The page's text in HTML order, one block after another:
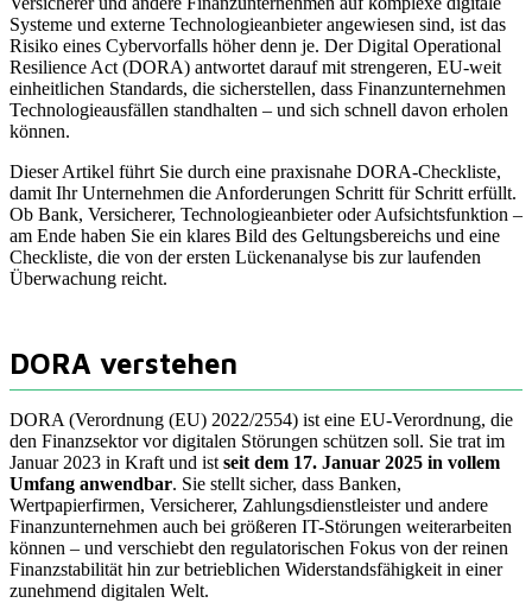
Systeme und externe Technologieanbieter angewiesen sind, ist das
Risiko eines Cybervorfalls höher denn je. Der Digital Operational
Resilience Act (DORA) antwortet darauf mit strengeren, EU-weit
einheitlichen Standards, die sicherstellen, dass Finanzunternehmen
Technologieausfällen standhalten – und sich schnell davon erholen
können.
Dieser Artikel führt Sie durch eine praxisnahe DORA-Checkliste,
damit Ihr Unternehmen die Anforderungen Schritt für Schritt erfüllt.
Ob Bank, Versicherer, Technologieanbieter oder Aufsichtsfunktion –
am Ende haben Sie ein klares Bild des Geltungsbereichs und eine
Checkliste, die von der ersten Lückenanalyse bis zur laufenden
Überwachung reicht.
DORA verstehen
DORA (Verordnung (EU) 2022/2554) ist eine EU-Verordnung, die
den Finanzsektor vor digitalen Störungen schützen soll. Sie trat im
Januar 2023 in Kraft und ist seit dem 17. Januar 2025 in vollem
Umfang anwendbar. Sie stellt sicher, dass Banken,
Wertpapierfirmen, Versicherer, Zahlungsdienstleister und andere
Finanzunternehmen auch bei größeren IT-Störungen weiterarbeiten
können – und verschiebt den regulatorischen Fokus von der reinen
Finanzstabilität hin zur betrieblichen Widerstandsfähigkeit in einer
zunehmend digitalen Welt.